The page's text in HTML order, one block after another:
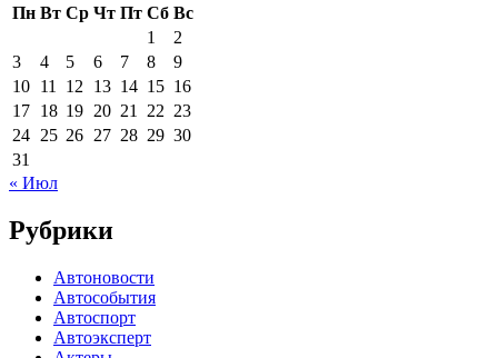
Пн Вт Ср Чт Пт Сб Вс
1
2
3
4 5 6 7 8
9
10 11 12 13 14 15 16
17 18 19 20 21 22 23
24 25 26 27 28 29 30
31
« Июл
Рубрики
Автоновости
Автособытия
Автоспорт
Автоэксперт